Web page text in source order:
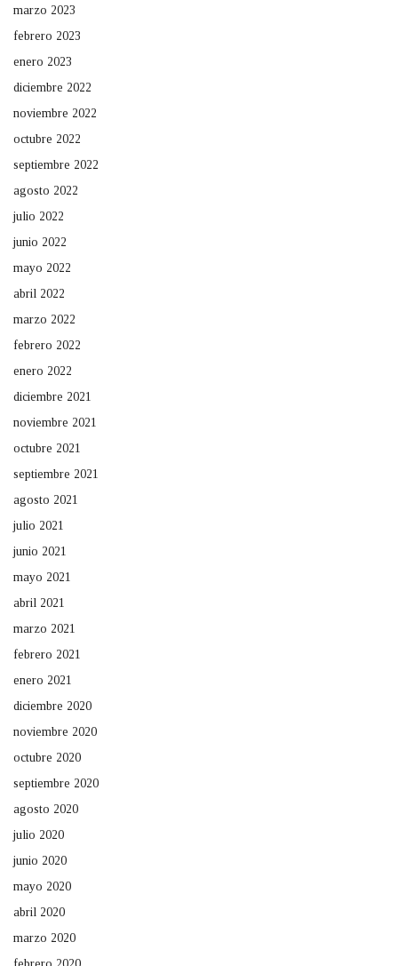
marzo 2023
febrero 2023
enero 2023
diciembre 2022
noviembre 2022
octubre 2022
septiembre 2022
agosto 2022
julio 2022
junio 2022
mayo 2022
abril 2022
marzo 2022
febrero 2022
enero 2022
diciembre 2021
noviembre 2021
octubre 2021
septiembre 2021
agosto 2021
julio 2021
junio 2021
mayo 2021
abril 2021
marzo 2021
febrero 2021
enero 2021
diciembre 2020
noviembre 2020
octubre 2020
septiembre 2020
agosto 2020
julio 2020
junio 2020
mayo 2020
abril 2020
marzo 2020